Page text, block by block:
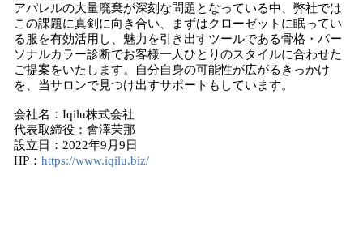
アパレルの大量廃棄が深刻な問題となっている中、弊社では
この課題に真剣に向き合い、まずはクローゼットに眠ってい
る服を有効活用し、魅力を引き出すツールである骨格・パー
ソナルカラー診断でお客様一人ひとりのスタイルに合わせた
ご提案をいたします。自分自身の可能性が広がるきっかけ
を、当サロンで見つけ出すサポートもしています。
会社名：Iqilu株式会社
代表取締役：會澤茉那
設立日：2022年9月9日
HP： https://www.iqilu.biz/